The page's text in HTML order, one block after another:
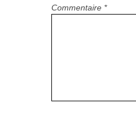
Commentaire *